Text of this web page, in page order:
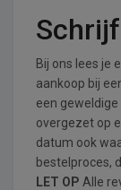
Bij ons lees je
aankoop bij
een
overgezet op
datum ook
bestelproces,
LET OP Alle